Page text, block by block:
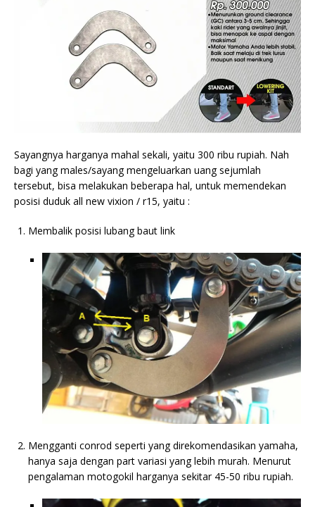
Sayangnya harganya mahal sekali, yaitu 300 ribu rupiah. Nah
bagi yang males/sayang mengeluarkan uang sejumlah
tersebut, bisa melakukan beberapa hal, untuk memendekan
posisi duduk all new vixion / r15, yaitu :
Membalik posisi lubang baut link
Mengganti conrod seperti yang direkomendasikan yamaha,
hanya saja dengan part variasi yang lebih murah. Menurut
pengalaman motogokil harganya sekitar 45-50 ribu rupiah.